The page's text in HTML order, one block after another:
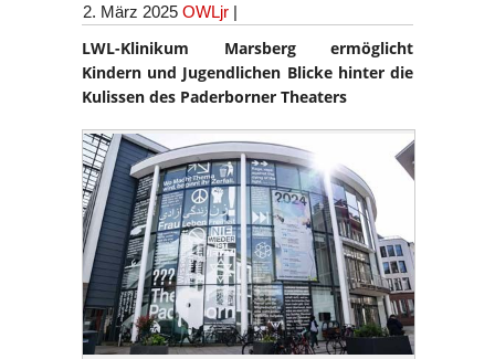
2. März 2025 OWLjr |
LWL-Klinikum Marsberg ermöglicht
Kindern und Jugendlichen Blicke hinter die
Kulissen des Paderborner Theaters